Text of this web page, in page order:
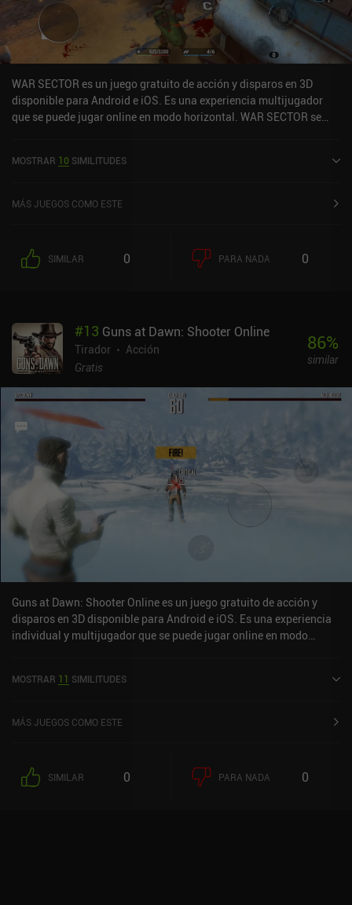
WAR SECTOR es un juego gratuito de acción y disparos en 3D
disponible para Android e iOS. Es una experiencia multijugador
que se puede jugar online en modo horizontal. WAR SECTOR se
MOSTRAR 10 SIMILITUDES
MÁS JUEGOS COMO ESTE
SIMILAR 0 PARA NADA 0
#13 Guns at Dawn: Shooter Online
Tirador
Acción
Gratis
86%
similar
Guns at Dawn: Shooter Online es un juego gratuito de acción y
disparos en 3D disponible para Android e iOS. Es una experiencia
individual y multijugador que se puede jugar online en modo
de 2021 y tiene una valoración actual de 4,6 sobre 5,0 en Google
MOSTRAR 11 SIMILITUDES
MÁS JUEGOS COMO ESTE
SIMILAR 0 PARA NADA 0